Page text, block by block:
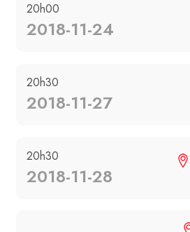
20h00
2018-11-24
20h30
2018-11-27
20h30
2018-11-28